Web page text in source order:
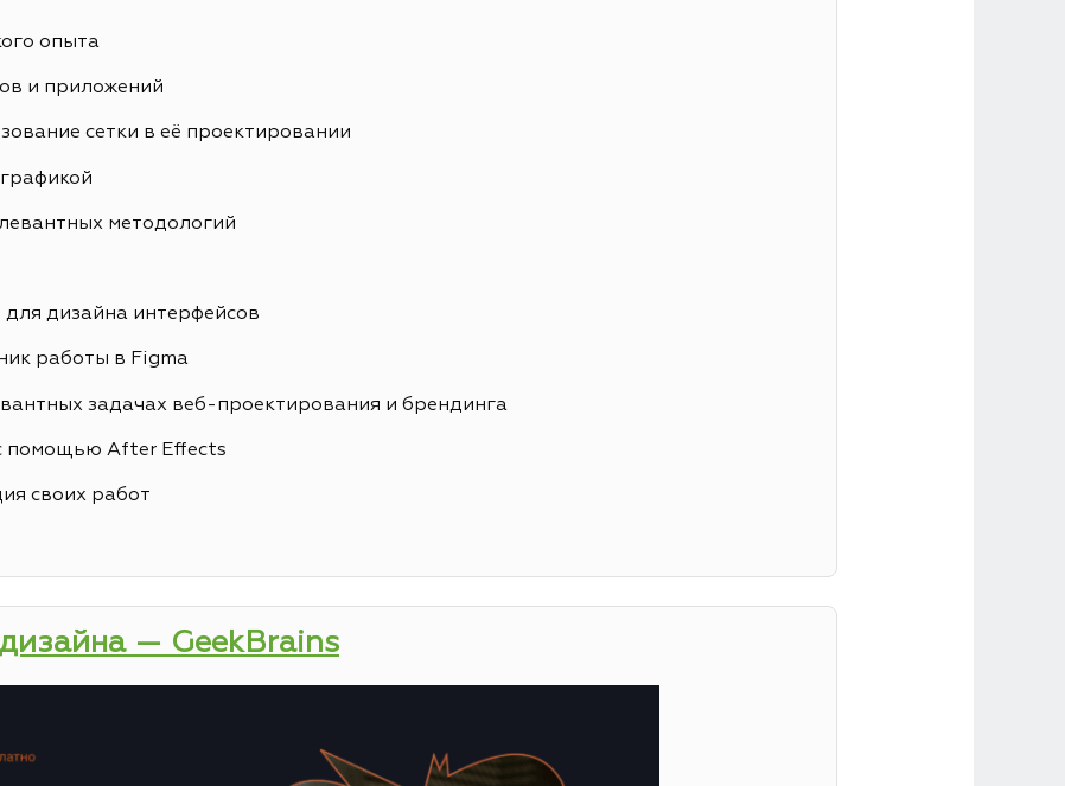
опыта
и приложений
сетки в её проектировании
методологий
дизайна интерфейсов
работы в Figma
задачах веб-проектирования и брендинга
помощью After Effects
своих работ
— GeekBrains